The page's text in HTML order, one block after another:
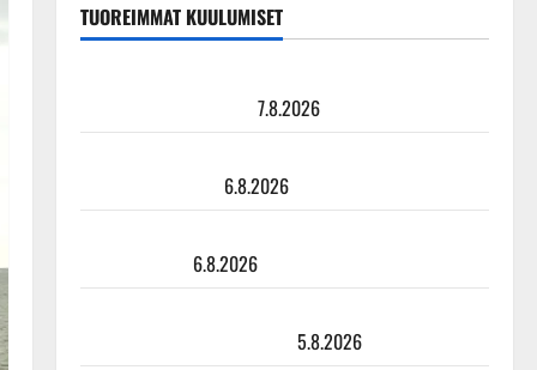
TUOREIMMAT KUULUMISET
7.8.2026
6.8.2026
6.8.2026
5.8.2026